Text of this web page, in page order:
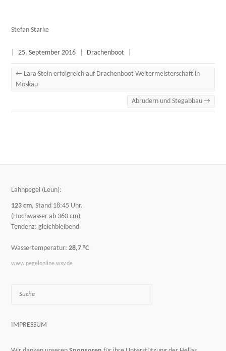
Stefan Starke
25. September 2016 Drachenboot
← Lara Stein erfolgreich auf Drachenboot Weltermeisterschaft in
Moskau
Abrudern und Stegabbau →
Lahnpegel (Leun):
123 cm, Stand 18:45 Uhr.
(Hochwasser ab 360 cm)
Tendenz: gleichbleibend
Wassertemperatur:28,7 °C
www.pegelonline.wsv.de
IMPRESSUM